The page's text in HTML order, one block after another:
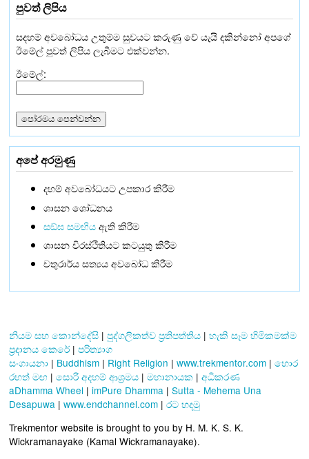
පුවත් ලිපිය
සදහම් අවබෝධය උතුම්ම සුවයට කරුණු වේ යැයි දකින්නෝ අපගේ
ඊමේල් පුවත් ලිපිය ලැබීමට එක්වන්න.
ඊමේල්:
අපේ අරමුණු
දහම් අවබෝධයට උපකාර කිරීම
ශාසන ශෝධනය
සඞ්‌ඝ සමඟියඇති කිරීම
ශාසන චිරස්ථිතියට කටයුතු කිරීම
චතුරාර්ය සත්‍යය අවබෝධ කිරීම
නියම සහ කොන්දේසි | පුද්ගලිකත්ව ප්‍රතිපත්තිය | හැකි සෑම හිමිකමක්ම
ප්‍රදානය කෙරේ | පරිත්‍යාග
සංගායනා | Buddhism | Right Religion | www.trekmentor.com | හොර
රහත් මඟ | සොරි අදහම් ආශ්‍රමය | මහානායක | අධිකරණ
aDhamma Wheel | imPure Dhamma | Sutta - Mehema Una
Desapuwa | www.endchannel.com | රට හදමු
Trekmentor website is brought to you by H. M. K. S. K.
Wickramanayake (Kamal Wickramanayake).